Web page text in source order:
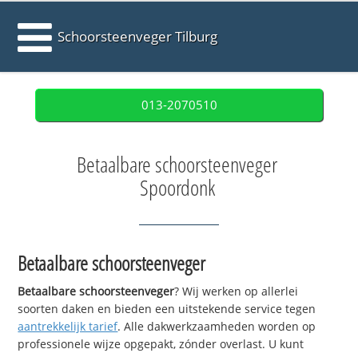
Schoorsteenveger Tilburg
013-2070510
Betaalbare schoorsteenveger
Spoordonk
Betaalbare schoorsteenveger
Betaalbare schoorsteenveger? Wij werken op allerlei
soorten daken en bieden een uitstekende service tegen
aantrekkelijk tarief. Alle dakwerkzaamheden worden op
professionele wijze opgepakt, zónder overlast. U kunt